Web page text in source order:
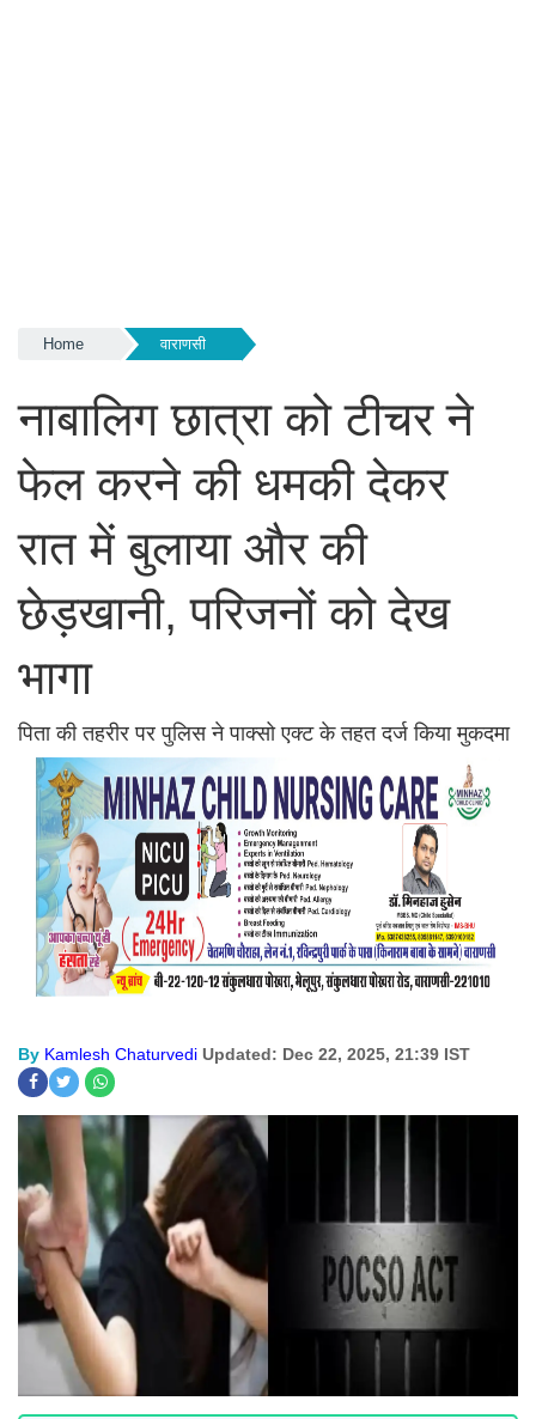
Home वाराणसी
नाबालिग छात्रा को टीचर ने
फेल करने की धमकी देकर
रात में बुलाया और की
छेड़खानी, परिजनों को देख
भागा
पिता की तहरीर पर पुलिस ने पाक्सो एक्ट के तहत दर्ज किया मुकदमा
By Kamlesh Chaturvedi Updated: Dec 22, 2025, 21:39 IST